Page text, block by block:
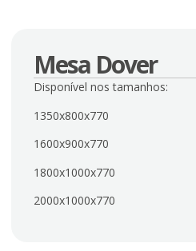
Mesa Dover
Disponível nos tamanhos:
1350x800x770
1600x900x770
1800x1000x770
2000x1000x770